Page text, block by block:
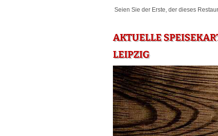
Seien Sie der Erste, der dieses
AKTUELLE
LEIPZIG